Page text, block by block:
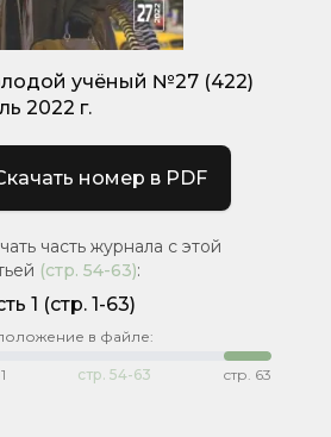
учёный №27 (422)
2022 г.
номер в PDF
часть журнала с этой
(стр. 54-63):
1 (стр. 1-63)
в файле:
1 стр. 54-63 стр. 63